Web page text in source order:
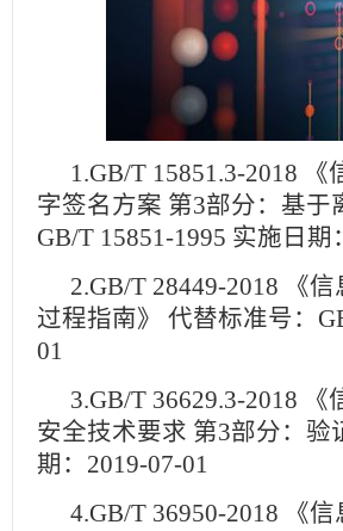
1.GB/T 15851.3-2018
字签名方案 第3部分：基
GB/T 15851-1995 实施日期
2.GB/T 28449-2018 《
过程指南》 代替标准号：
01
3.GB/T 36629.3-2018
安全技术要求 第3部分：
期：2019-07-01
4.GB/T 36950-2018 《